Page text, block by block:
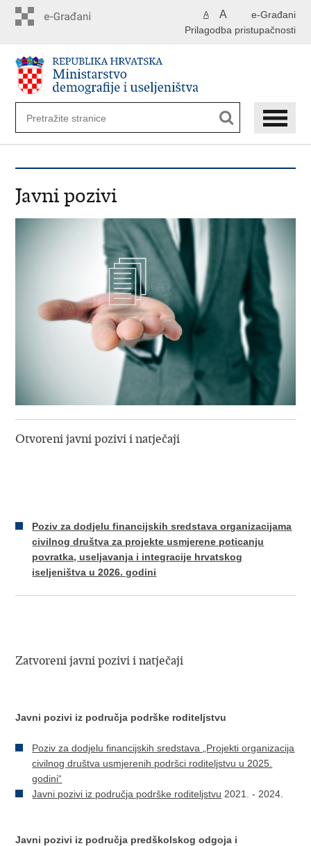
e-Građani
A A
Prilagodba pristupačnosti
Javni pozivi
​Otvoreni javni pozivi i natječaji
Poziv za dodjelu financijskih sredstava organizacijama
civilnog društva za projekte usmjerene poticanju
povratka, useljavanja i integracije hrvatskog
iseljeništva u 2026. godini
Zatvoreni javni pozivi i natječaji
Javni pozivi iz područja podrške roditeljstvu
Poziv za dodjelu financijskih sredstava „Projekti organizacija
civilnog društva usmjerenih podršci roditeljstvu u 2025.
godini“
Javni pozivi iz područja podrške roditeljstvu 2021. - 2024.
Javni pozivi iz područja predškolskog odgoja i